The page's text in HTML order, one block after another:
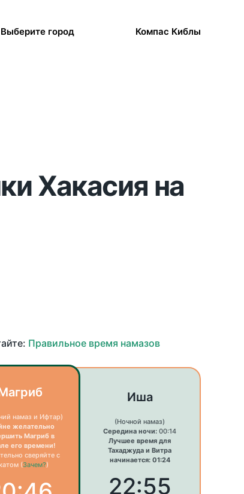
Выберите город Компас Киблы
Хакасия на
Правильное время намазов
намаз и Ифтар)
желательно
Магриб в
его времени!
сверяйте с
(Зачем?)
Иша
(Ночной намаз)
Середина ночи: 00:14
Лучшее время для
Тахаджуда и Витра
начинается: 01:24
22:55